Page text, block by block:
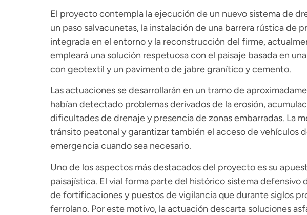
El proyecto contempla la ejecución de un nuevo sistema de
un paso salvacunetas, la instalación de una barrera rústica de
integrada en el entorno y la reconstrucción del firme,
empleará una solución respetuosa con el paisaje basada en
con geotextil y un pavimento de jabre granítico y cemento.
Las actuaciones se desarrollarán en un tramo de
habían detectado problemas derivados de la erosión,
dificultades de drenaje y presencia de zonas embarradas. La
tránsito peatonal y garantizar también el acceso de vehículos
emergencia cuando sea necesario.
Uno de los aspectos más destacados del proyecto es su
paisajística. El vial forma parte del histórico sistema defensivo
de fortificaciones y puestos de vigilancia que durante siglos
ferrolano. Por este motivo, la actuación descarta soluciones